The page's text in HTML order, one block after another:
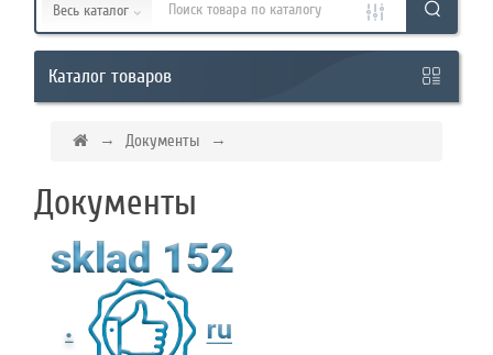
Обратный
звонок
(831)
Весь каталог
Каталог товаров
Документы
Документы